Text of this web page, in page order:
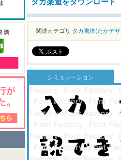
タカ楽遊をダウンロード
関連カテゴリ タカ書体(たかデ
シミュレーション